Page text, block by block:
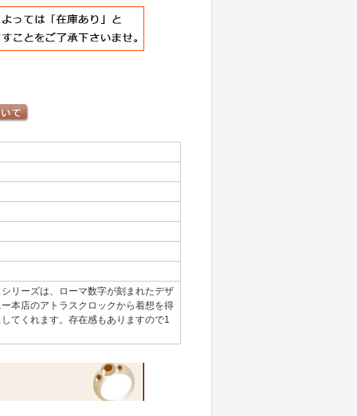
リーズは、ローマ数字が刻まれたデザ
本店のアトラスクロックから着想を得
てくれます。存在感もありますので1